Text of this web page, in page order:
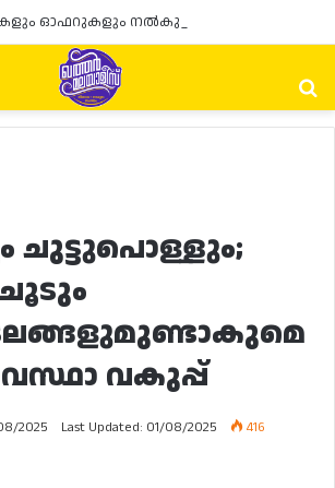
ചുട്ടുപൊള്ളും;
വകുപ്പ്
2025 Last Updated: 01/08/2025
416